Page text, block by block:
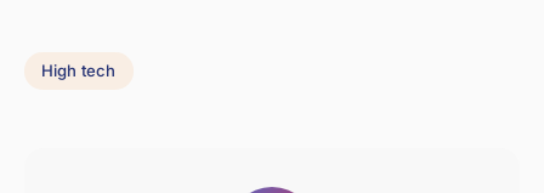
High tech